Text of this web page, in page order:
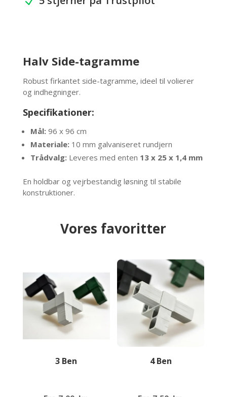
Halv Side-tagramme
Robust firkantet side-tagramme, ideel til volierer
og indhegninger.
Specifikationer:
Mål:96 x 96 cm
Materiale:10 mm galvaniseret rundjern
Trådvalg:Leveres med enten 13 x 25 x 1,4 mm
En holdbar og vejrbestandig løsning til stabile
konstruktioner.
Vores favoritter
3 Ben 4 Ben